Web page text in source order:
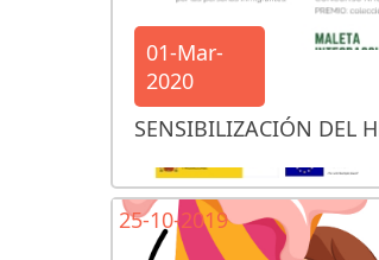
01-Mar-
2020
SENSIBILIZACIÓN DEL
25-10-2019